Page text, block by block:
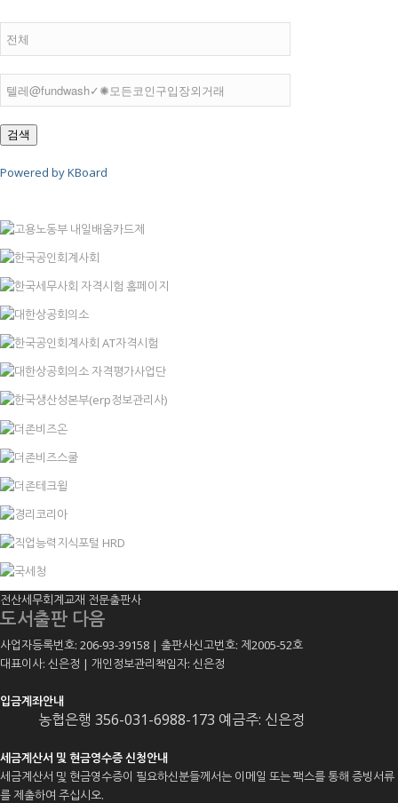
검색
Powered by KBoard
전산세무회계교재 전문출판사
도서출판 다음
사업자등록번호: 206-93-39158 | 출판사신고번호: 제2005-52호
대표이사: 신은정 | 개인정보관리책임자: 신은정
입금계좌안내
농협은행 356-031-6988-173 예금주: 신은정
세금계산서 및 현금영수증 신청안내
세금계산서 및 현금영수증이 필요하신분들께서는 이메일 또는 팩스를 통해 증빙서류
를 제출하여 주십시오.